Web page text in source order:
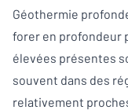
Géothermie
forer en profondeur
élevées présentes
souvent dans des
relativement